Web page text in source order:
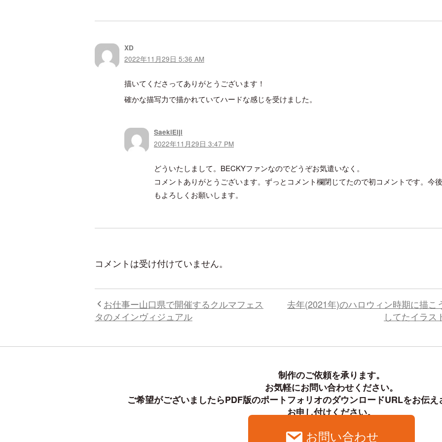
ー
XD
2022年11月29日 5:36 AM
描いてくださってありがとうございます！
確かな描写力で描かれていてハードな感じを受けました。
SaekiEiji
2022年11月29日 3:47 PM
どういたしまして。BECKYファンなのでどうぞお気遣いなく。
コメントありがとうございます。ずっとコメント欄閉じてたので初コメントです。今
もよろしくお願いします。
コメントは受け付けていません。
お仕事ー山口県で開催するクルマフェス
タのメインヴィジュアル
去年(2021年)のハロウィン時期に描こ
してたイラス
制作のご依頼を承ります。
お気軽にお問い合わせください。
ご希望がございましたらPDF版のポートフォリオのダウンロードURLをお伝
お申し付けください。
お問い合わせ